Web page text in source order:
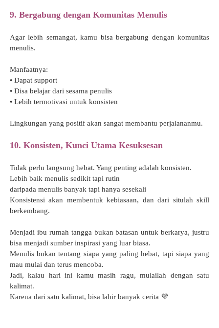
9. Bergabung dengan Komunitas Menulis
Agar lebih semangat, kamu bisa bergabung dengan komunitas
menulis.
Manfaatnya:
• Dapat support
• Disa belajar dari sesama penulis
• Lebih termotivasi untuk konsisten
Lingkungan yang positif akan sangat membantu perjalananmu.
10. Konsisten, Kunci Utama Kesuksesan
Tidak perlu langsung hebat. Yang penting adalah konsisten.
Lebih baik menulis sedikit tapi rutin
daripada menulis banyak tapi hanya sesekali
Konsistensi akan membentuk kebiasaan, dan dari situlah skill
berkembang.
Menjadi ibu rumah tangga bukan batasan untuk berkarya, justru
bisa menjadi sumber inspirasi yang luar biasa.
Menulis bukan tentang siapa yang paling hebat, tapi siapa yang
mau mulai dan terus mencoba.
Jadi, kalau hari ini kamu masih ragu, mulailah dengan satu
kalimat.
Karena dari satu kalimat, bisa lahir banyak cerita 💜